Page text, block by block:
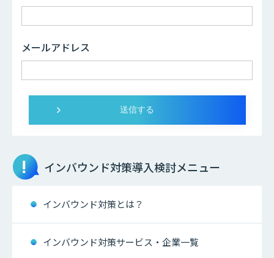
メールアドレス
インバウンド対策導入検討メニュー
インバウンド対策とは？
インバウンド対策サービス・企業一覧